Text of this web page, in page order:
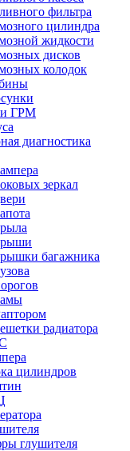
фильтра
цилиндра
жидкости
дисков
колодок
ГРМ
диагностика
зеркал
багажника
радиатора
цилиндров
глушителя